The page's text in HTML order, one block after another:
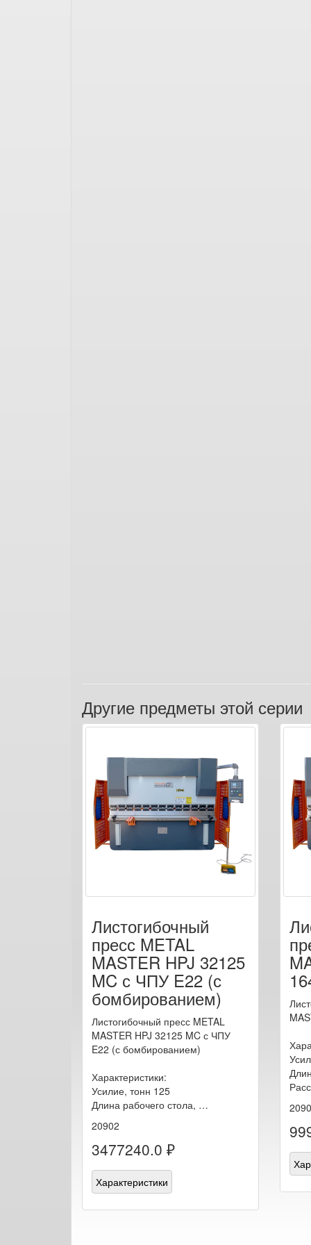
Другие предметы этой серии
Листогибочный
пресс METAL
MASTER HPJ 32125
MC с ЧПУ E22 (с
бомбированием)
Листогибочный пресс METAL
MASTER HPJ 32125 MC с ЧПУ
E22 (с бомбированием)
Характеристики:
Усилие, тонн 125
Длина рабочего стола, …
20902
3477240.0 ₽
Характеристики